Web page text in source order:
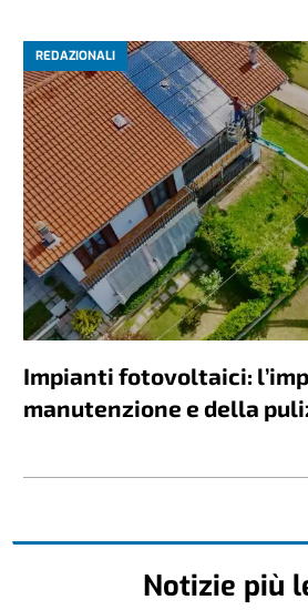
REDAZIONALI
Impianti fotovoltaici:
manutenzione e della
Notizie più